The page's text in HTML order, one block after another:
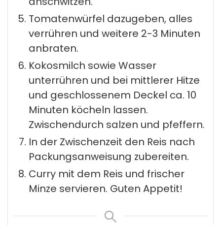
Tomatenwürfel dazugeben, alles
verrühren und weitere 2-3 Minuten
anbraten.
Kokosmilch sowie Wasser
unterrühren und bei mittlerer Hitze
und geschlossenem Deckel ca. 10
Minuten köcheln lassen.
Zwischendurch salzen und pfeffern.
In der Zwischenzeit den Reis nach
Packungsanweisung zubereiten.
Curry mit dem Reis und frischer
Minze servieren. Guten Appetit!